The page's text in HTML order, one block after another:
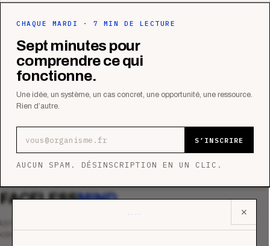
CHAQUE MARDI · 7 MIN DE LECTURE
Sept minutes pour
comprendre ce qui
fonctionne.
Une idée, un système, un cas concret, une opportunité, une ressource.
Rien d’autre.
S’INSCRIRE
AUCUN SPAM. DÉSINSCRIPTION EN UN CLIC.
✕
FACELESSMIND
commerciale des organismes de formation.